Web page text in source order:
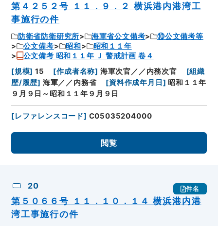
第４２５２号 １１．９．２ 横浜港内港湾工
事施行の件
防衛省防衛研究所 海軍省公文備考
⑩公文備考等
公文備考
昭和
昭和１１年
公文備考 昭和１１年 Ｊ 警戒計画 卷４
[規模] 15 [作成者名称] 海軍次官／／内務次官 [組織
歴/履歴] 海軍／／内務省 [資料作成年月日 ] 昭和１１年
９月９日～昭和１１年９月９日
[レファレンスコード] C05035204000
閲覧
20 件名
第５０６６号 １１．１０．１４ 横浜港内港
湾工事施行の件